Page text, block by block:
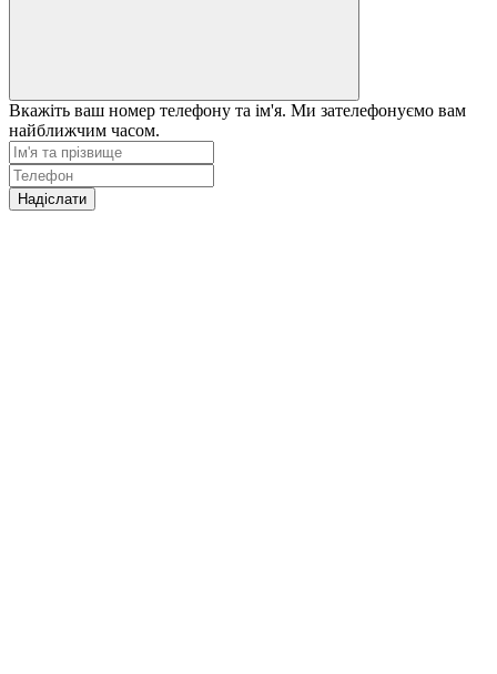
Вкажіть ваш номер телефону та ім'я. Ми зателефонуємо вам
найближчим часом.
Надіслати